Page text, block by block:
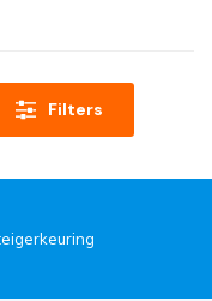
Filters